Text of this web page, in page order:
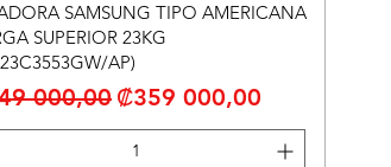
SAMSUNG TIPO AMERICANA
SUPERIOR 23KG
AP)
000,00 Precio de oferta
₡359 000,00